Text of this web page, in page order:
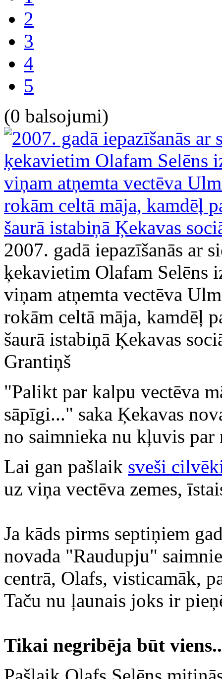
2
3
4
5
(0 balsojumi)
2007. gadā iepazīšanās ar
ķekavietim Olafam Selēns
viņam atņemta vectēva
rokām celtā māja, kamdēļ
šaurā istabiņā Ķekavas
Grantiņš
"Palikt par kalpu vectēva
sāpīgi..." saka Ķekavas
no saimnieka nu kļuvis par
Lai gan pašlaik sveši
uz viņa vectēva zemes,
Ja kāds pirms septiņiem
novada "Raudupju"
centrā, Olafs, visticamāk,
Taču nu ļaunais joks ir
Tikai negribēja būt